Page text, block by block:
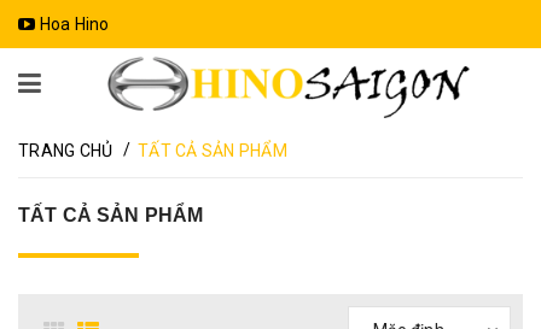
Hoa Hino
TRANG CHỦ / TẤT CẢ SẢN PHẨM
TẤT CẢ SẢN PHẨM